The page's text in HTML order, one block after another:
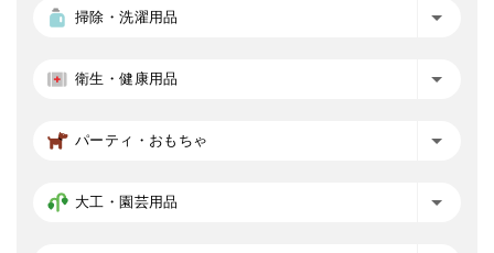
掃除・洗濯用品
衛生・健康用品
パーティ・おもちゃ
大工・園芸用品